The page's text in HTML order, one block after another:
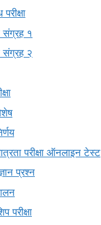
परीक्षा
संग्रह १
संग्रह २
परीक्षा ऑनलाइन टेस्ट
प्रश्न
परीक्षा